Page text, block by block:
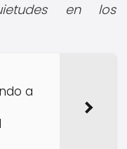
en los
a